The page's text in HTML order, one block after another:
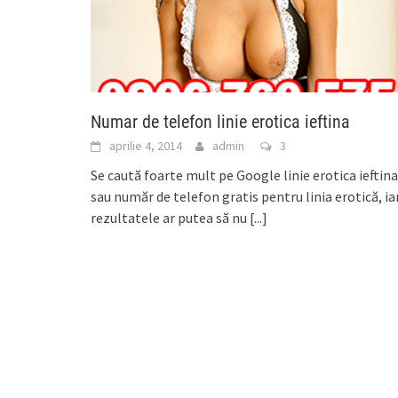
Numar de telefon linie erotica ieftina
aprilie 4, 2014 admin 3
Se caută foarte mult pe Google linie erotica ieftina
sau număr de telefon gratis pentru linia erotică,
rezultatele ar putea să nu [...]